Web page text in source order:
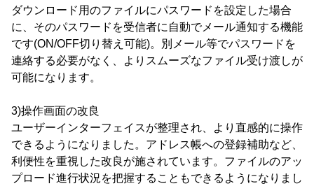
ダウンロード用のファイルにパスワードを設定した場合
に、そのパスワードを受信者に自動でメール通知する機能
です(ON/OFF切り替え可能)。別メール等でパスワードを
連絡する必要がなく、よりスムーズなファイル受け渡しが
可能になります。
3)操作画面の改良
ユーザーインターフェイスが整理され、より直感的に操作
できるようになりました。アドレス帳への登録補助など、
利便性を重視した改良が施されています。ファイルのアッ
プロード進行状況を把握することもできるようになりまし